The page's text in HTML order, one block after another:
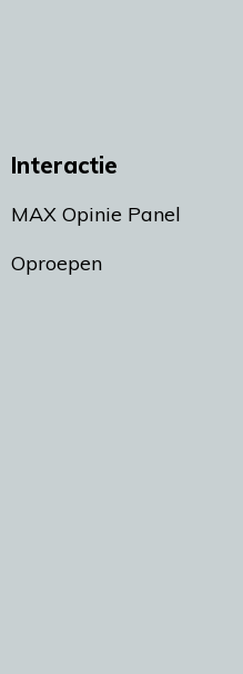
Interactie
MAX Opinie Panel
Oproepen